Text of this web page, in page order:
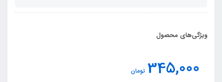
ویژگی‌های محصول
345,000 تومان